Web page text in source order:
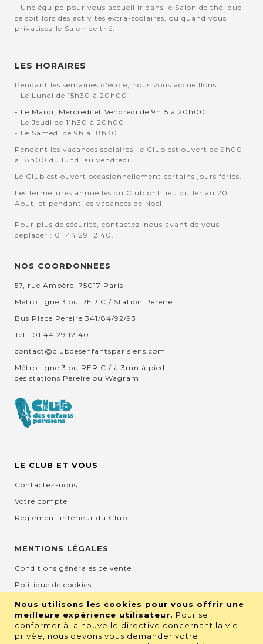
Nous utilisons les cookies pour vous offrir une
meilleure expérience utilisateur. Pour se
conformer à la nouvelle directive concernant la vie
privée, nous devons vous demander votre
- Une équipe pour vous accueillir dans le Salon de thé, que
ce soit lors des activités extra-scolaires, ou quand vous
privatisez le Salon de thé.
LES HORAIRES
Pendant les semaines d'école, nous vous accueillons :
- Le Lundi de 15h30 à 20h00
- Le Mardi, Mercredi et Vendredi de 9h15 à 20h00
- Le Jeudi de 11h30 à 20h00
- Le Samedi de 9h à 18h30
Pendant les vacances scolaires, le Club est ouvert de 9h00
à 18h00 du lundi au vendredi.
Le Club est ouvert occasionnellement certains jours fériés.
Les fermetures annuelles du Club ont lieu du 1er au 20
Aout, et pendant les vacances de Noel.
Pour plus de sécurité, contactez-nous avant de vous
déplacer : 01 44 29 12 40.
NOS COORDONNEES
57, rue Ampère, 75017 Paris
Métro ligne 3 ou RER C / Station Pereire
Bus Place Pereire 341/84/92/93
Tel : 01 44 29 12 40
contact@clubdesenfantsparisiens.com
Métro ligne 3 ou RER C / à 3mn à pied
des stations Pereire ou Wagram
LE CLUB ET VOUS
Contactez-nous
Votre compte
Règlement intérieur du Club
MENTIONS LÉGALES
Conditions générales de vente
Politique de cookies
Mentions légales et CGU
Protection de la vie privée